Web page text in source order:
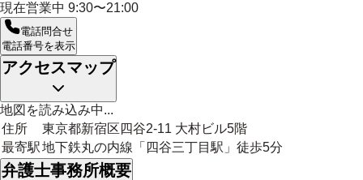
現在営業中 9:30〜21:00
電話問合せ
電話番号を表示
アクセスマップ
地図を読み込み中...
住所
東京都新宿区四谷2-11 大村ビル5階
最寄駅地下鉄丸の内線「四谷三丁目駅」徒歩5分
弁護士事務所概要